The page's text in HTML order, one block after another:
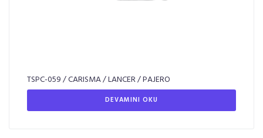
TSPC-059 / CARISMA / LANCER / PAJERO
DEVAMINI OKU